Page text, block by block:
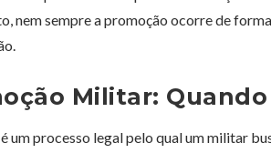
nem sempre a promoção ocorre de
Militar:
um processo legal pelo qual um militar